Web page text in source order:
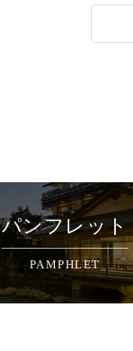
パンフレット
PAMPHLET